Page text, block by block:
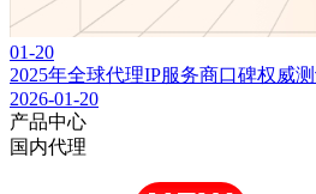
01-20
2025年全球代理IP服务商口碑权威
2026-01-20
产品中心
国内代理